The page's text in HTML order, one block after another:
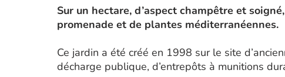
Sur un hectare, d’aspect champêtre et
promenade et de plantes méditerranéennes.
Ce jardin a été créé en 1998 sur le site
décharge publique, d’entrepôts à munitions